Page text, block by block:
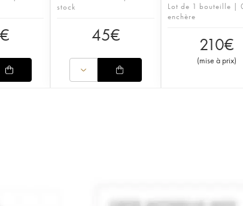
€
stock
45€
Lot de 1 bouteille |
enchère
210€
(mise à prix)